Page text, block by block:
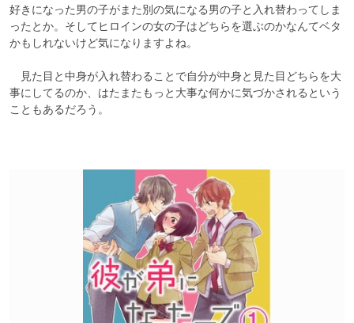
好きになった男の子がまた別の気になる男の子と入れ替わってしま
ったとか。そしてヒロインの女の子はどちらを選ぶのかなんてベタ
かもしれないけど気になりますよね。
見た目と中身が入れ替わることで自分が中身と見た目どちらを大
事にしてるのか、はたまたもっと大事な何かに気づかされるという
こともあるだろう。